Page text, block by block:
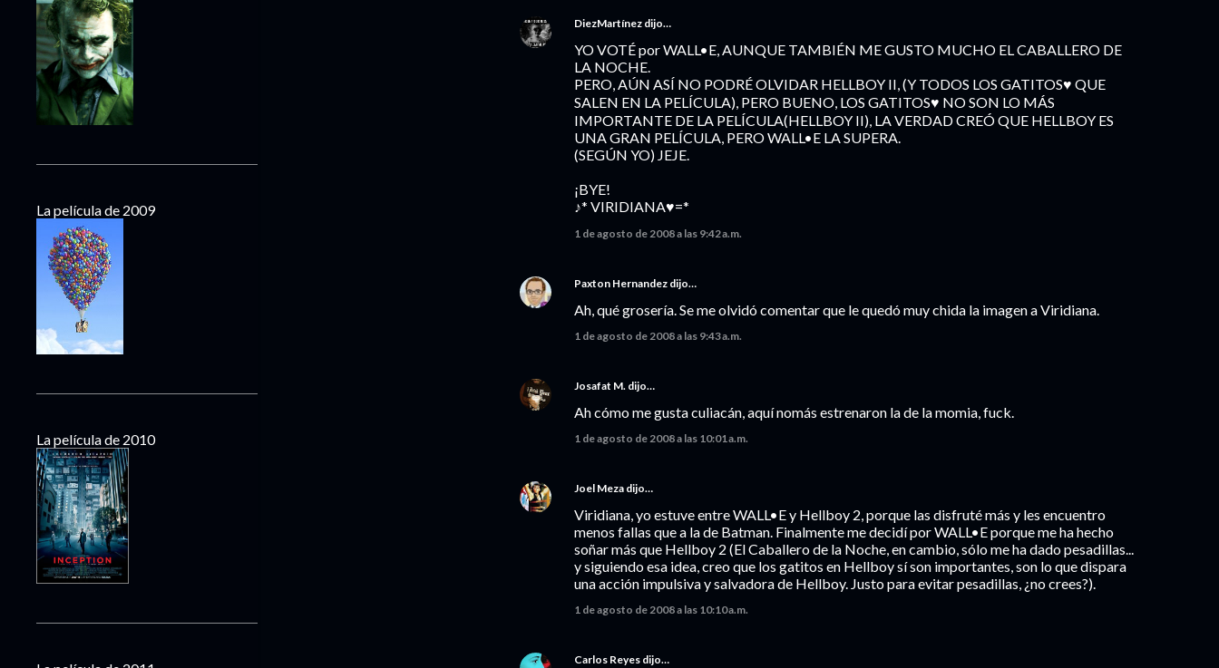
DiezMartínez dijo…
YO VOTÉ por WALL•E, AUNQUE TAMBIÉN ME GUSTO MUCHO EL CABALLERO DE
LA NOCHE.
PERO, AÚN ASÍ NO PODRÉ OLVIDAR HELLBOY II, (Y TODOS LOS GATITOS♥ QUE
SALEN EN LA PELÍCULA), PERO BUENO, LOS GATITOS♥ NO SON LO MÁS
IMPORTANTE DE LA PELÍCULA(HELLBOY II), LA VERDAD CREÓ QUE HELLBOY ES
UNA GRAN PELÍCULA, PERO WALL•E LA SUPERA.
(SEGÚN YO) JEJE.
¡BYE!
♪* VIRIDIANA♥=*
1 de agosto de 2008 a las 9:42 a.m.
Paxton Hernandez dijo…
Ah, qué grosería. Se me olvidó comentar que le quedó muy chida la imagen a Viridiana.
1 de agosto de 2008 a las 9:43 a.m.
Josafat M. dijo…
Ah cómo me gusta culiacán, aquí nomás estrenaron la de la momia, fuck.
1 de agosto de 2008 a las 10:01 a.m.
Joel Meza dijo…
Viridiana, yo estuve entre WALL•E y Hellboy 2, porque las disfruté más y les encuentro
menos fallas que a la de Batman. Finalmente me decidí por WALL•E porque me ha hecho
soñar más que Hellboy 2 (El Caballero de la Noche, en cambio, sólo me ha dado pesadillas...
y siguiendo esa idea, creo que los gatitos en Hellboy sí son importantes, son lo que dispara
una acción impulsiva y salvadora de Hellboy. Justo para evitar pesadillas, ¿no crees?).
1 de agosto de 2008 a las 10:10 a.m.
Carlos Reyes dijo…
La película de 2009
La película de 2010